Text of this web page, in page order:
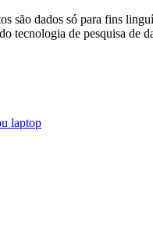
são dados só para fins
tecnologia de pesquisa
laptop